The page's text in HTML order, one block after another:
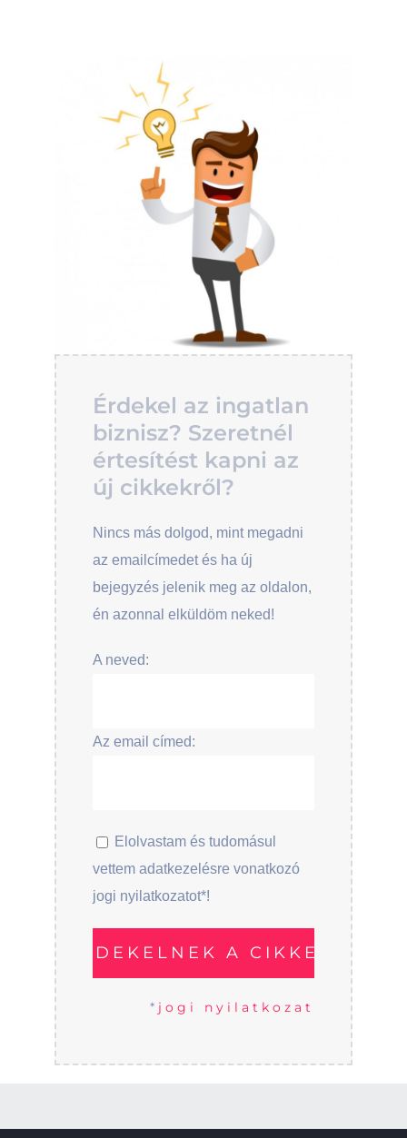
Érdekel az ingatlan
biznisz? Szeretnél
értesítést kapni az
új cikkekről?
Nincs más dolgod, mint megadni
az emailcímedet és ha új
bejegyzés jelenik meg az oldalon,
én azonnal elküldöm neked!
A neved:
Az email címed:
Elolvastam és tudomásul
vettem adatkezelésre vonatkozó
jogi nyilatkozatot*!
* jogi nyilatkozat